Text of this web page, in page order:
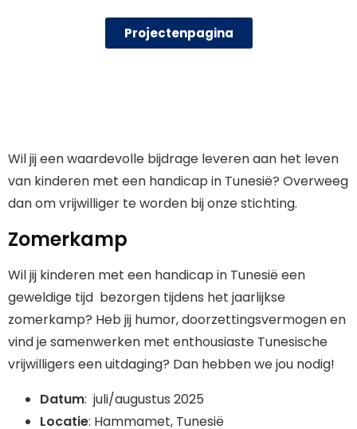
Projectenpagina
Wil jij een waardevolle bijdrage leveren aan het leven
van kinderen met een handicap in Tunesië? Overweeg
dan om vrijwilliger te worden bij onze stichting.
Zomerkamp
Wil jij kinderen met een handicap in Tunesië een
geweldige tijd bezorgen tijdens het jaarlijkse
zomerkamp? Heb jij humor, doorzettingsvermogen en
vind je samenwerken met enthousiaste Tunesische
vrijwilligers een uitdaging? Dan hebben we jou nodig!
Datum: juli/augustus 2025
Locatie: Hammamet, Tunesië